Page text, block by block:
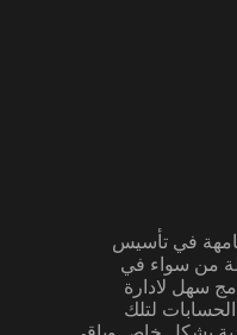
في تأسيس
من سواء في
سهل لادارة
لتلك